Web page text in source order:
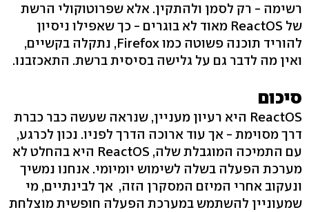
רשימה - רק לסמן ולהתקין. אלא שפרוטוקולי הרשת
של ReactOS מאוד לא בוגרים - כך שאפילו ניסיון
להוריד תוכנה פשוטה כמו Firefox, נתקלה בקשיים,
ואין מה לדבר גם על גלישה בסיסית ברשת. התאכזבנו.
סיכום
ReactOS היא רעיון מעניין, שנראה שעשה כבר כברת
דרך מסוימת - אך עוד ארוכה הדרך לפניו. נכון לכרגע,
עם התמיכה המוגבלת שלה, ReactOS היא בהחלט לא
מערכת הפעלה בשלה לשימוש יומיומי. אנחנו נמשיך
ונעקוב אחרי המיזם המסקרן הזה, אך לבינתיים, מי
שמעוניין להשתמש במערכת הפעלה חופשית מוצלחת